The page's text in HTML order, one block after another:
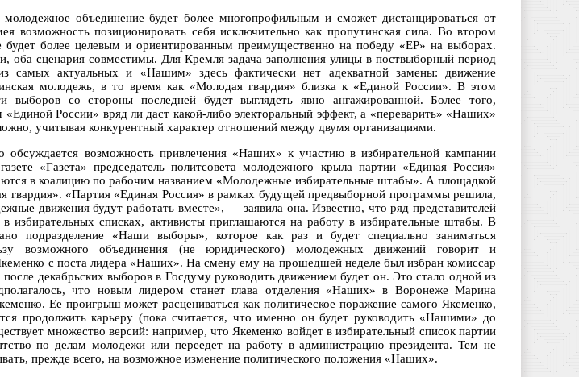
объединение будет более многопрофильным и сможет дистанцироваться от
возможность позиционировать себя исключительно как пропутинская сила. Во втором
будет более целевым и ориентированным преимущественно на победу «ЕР» на выборах.
оба сценария совместимы. Для Кремля задача заполнения улицы в поствыборный период
самых актуальных и «Нашим» здесь фактически нет адекватной замены: движение
молодежь, в то время как «Молодая гвардия» близка к «Единой России». В этом
выборов со стороны последней будет выглядеть явно ангажированной. Более того,
России» вряд ли даст какой-либо электоральный эффект, а «переварить» «Наших»
учитывая конкурентный характер отношений между двумя организациями.
возможность привлечения «Наших» к участию в избирательной кампании
«Газета» председатель политсовета молодежного крыла партии «Единая Россия»
в коалицию по рабочим названием «Молодежные избирательные штабы». А площадкой
гвардия». «Партия «Единая Россия» в рамках будущей предвыборной программы решила,
движения будут работать вместе», — заявила она. Известно, что ряд представителей
избирательных списках, активисты приглашаются на работу в избирательные штабы. В
подразделение «Наши выборы», которое как раз и будет специально заниматься
возможного объединения (не юридического) молодежных движений говорит и
с поста лидера «Наших». На смену ему на прошедшей неделе был избран комиссар
декабрьских выборов в Госдуму руководить движением будет он. Это стало одной из
что новым лидером станет глава отделения «Наших» в Воронеже Марина
Ее проигрыш может расцениваться как политическое поражение самого Якеменко,
продолжить карьеру (пока считается, что именно он будет руководить «Нашими» до
множество версий: например, что Якеменко войдет в избирательный список партии
по делам молодежи или переедет на работу в администрацию президента. Тем не
прежде всего, на возможное изменение политического положения «Наших».